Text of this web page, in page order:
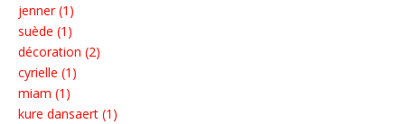
jenner (1)
suède (1)
décoration (2)
cyrielle (1)
miam (1)
kure dansaert (1)